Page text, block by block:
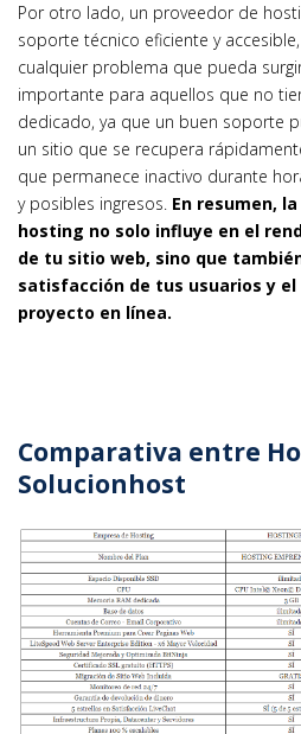
Por otro lado, un proveedor de
soporte técnico eficiente y
cualquier problema que pueda
importante para aquellos que no
dedicado, ya que un buen soporte
un sitio que se recupera
que permanece inactivo durante
y posibles ingresos. En resumen,
hosting no solo influye en el
de tu sitio web, sino que
satisfacción de tus usuarios y
proyecto en línea.
Comparativa entre
Solucionhost